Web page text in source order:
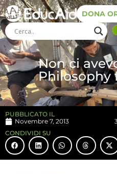
DONA
Non ci
Philosophy
PUBBLICATO IL
Novembre 7, 2013
CONDIVIDI SU